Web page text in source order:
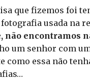
que fizemos foi
usada na
encontramos
um senhor com
como essa não